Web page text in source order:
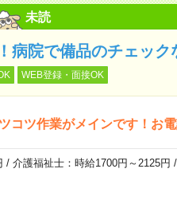
未読
病院で備品のチェック
WEB登録・面接OK
コツ作業がメインです！お
/ 介護福祉士：時給1700円～2125円